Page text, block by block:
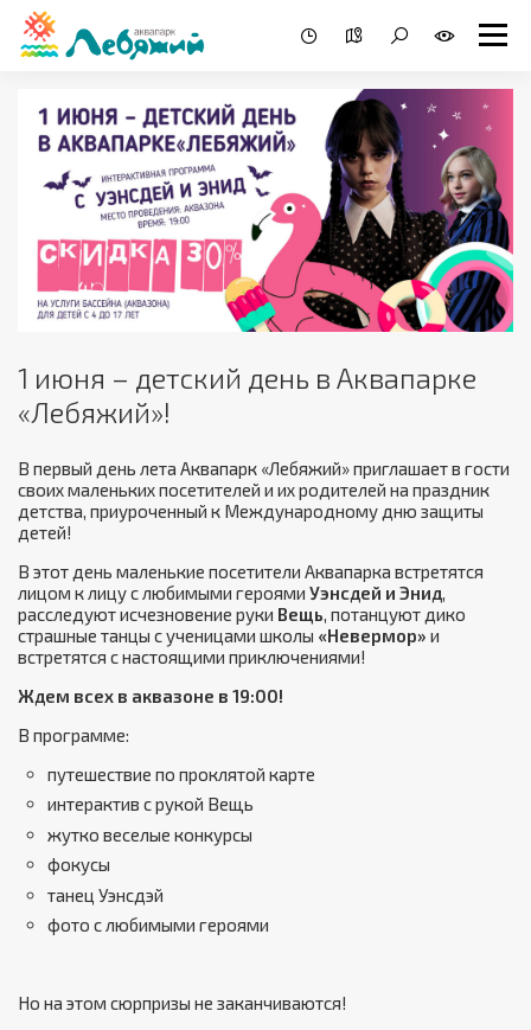
1 июня – детский день в Аквапарке
«Лебяжий»!
В первый день лета Аквапарк «Лебяжий» приглашает в гости
своих маленьких посетителей и их родителей на праздник
детства, приуроченный к Международному дню защиты
детей!
В этот день маленькие посетители Аквапарка встретятся
лицом к лицу с любимыми героями Уэнсдей и Энид,
расследуют исчезновение руки Вещь, потанцуют дико
страшные танцы с ученицами школы «Невермор» и
встретятся с настоящими приключениями!
Ждем всех в аквазоне в 19:00!
В программе:
путешествие по проклятой карте
интерактив с рукой Вещь
жутко веселые конкурсы
фокусы
танец Уэнсдэй
фото с любимыми героями
Но на этом сюрпризы не заканчиваются!